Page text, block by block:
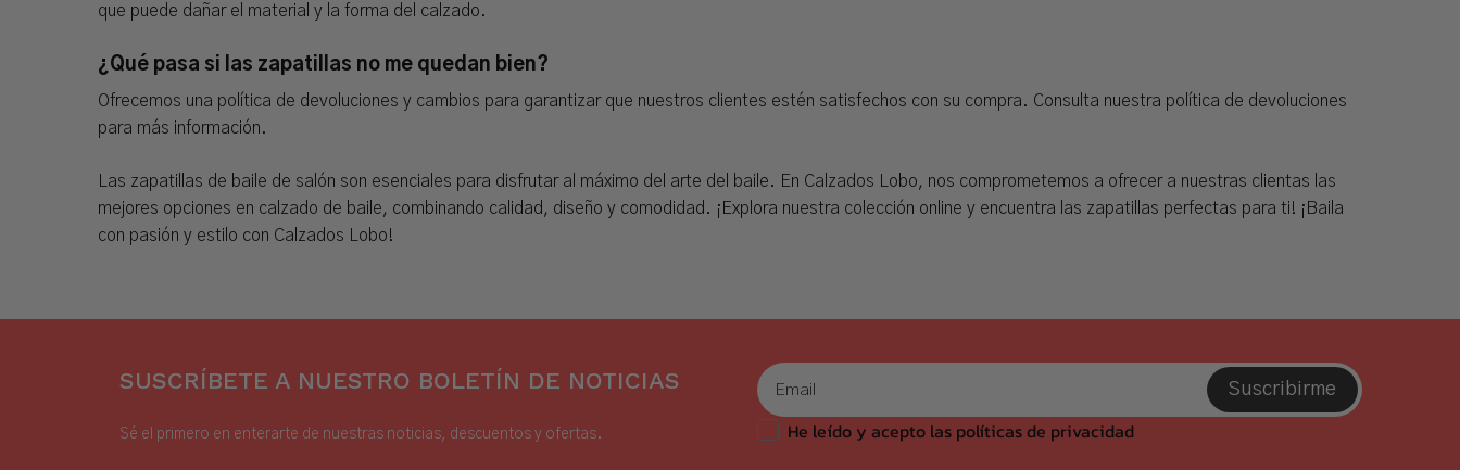
que puede dañar el material y la forma del calzado.
¿Qué pasa si las zapatillas no me quedan bien?
Ofrecemos una política de devoluciones y cambios para garantizar que nuestros clientes estén satisfechos con su compra. Consulta nuestra política de devoluciones
para más información.
Las zapatillas de baile de salón son esenciales para disfrutar al máximo del arte del baile. En Calzados Lobo, nos comprometemos a ofrecer a nuestras clientas las
mejores opciones en calzado de baile, combinando calidad, diseño y comodidad. ¡Explora nuestra colección online y encuentra las zapatillas perfectas para ti! ¡Baila
con pasión y estilo con Calzados Lobo!
SUSCRÍBETE A NUESTRO BOLETÍN DE NOTICIAS
Sé el primero en enterarte de nuestras noticias, descuentos y ofertas.
Suscribirme
He leído y acepto las políticas de privacidad